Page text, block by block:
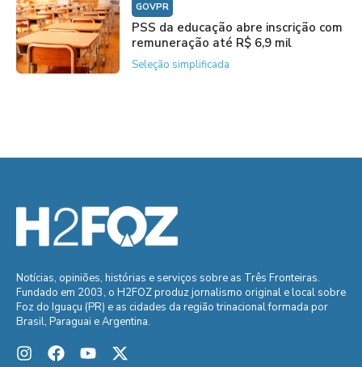
GOVPR
PSS da educação abre inscrição com
remuneração até R$ 6,9 mil
Seleção simplificada
Notícias, opiniões, histórias e serviços sobre as Três Fronteiras.
Fundado em 2003, o H2FOZ produz jornalismo original e local sobre
Foz do Iguaçu (PR) e as cidades da região trinacional formada por
Brasil, Paraguai e Argentina.